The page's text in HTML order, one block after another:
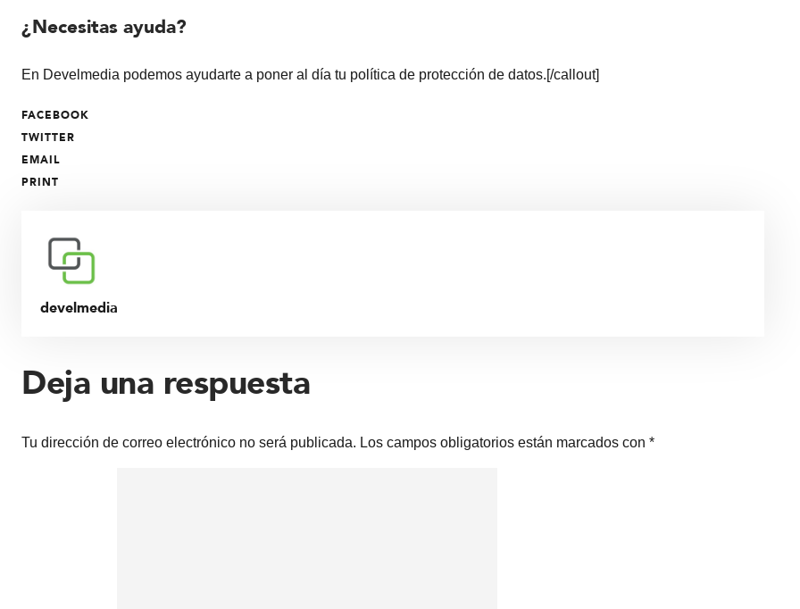
¿Necesitas ayuda?
En Develmedia podemos ayudarte a poner al día tu política de protección de datos.[/callout]
FACEBOOK
TWITTER
EMAIL
PRINT
develmedia
Deja una respuesta
Tu dirección de correo electrónico no será publicada. Los campos obligatorios están marcados con *